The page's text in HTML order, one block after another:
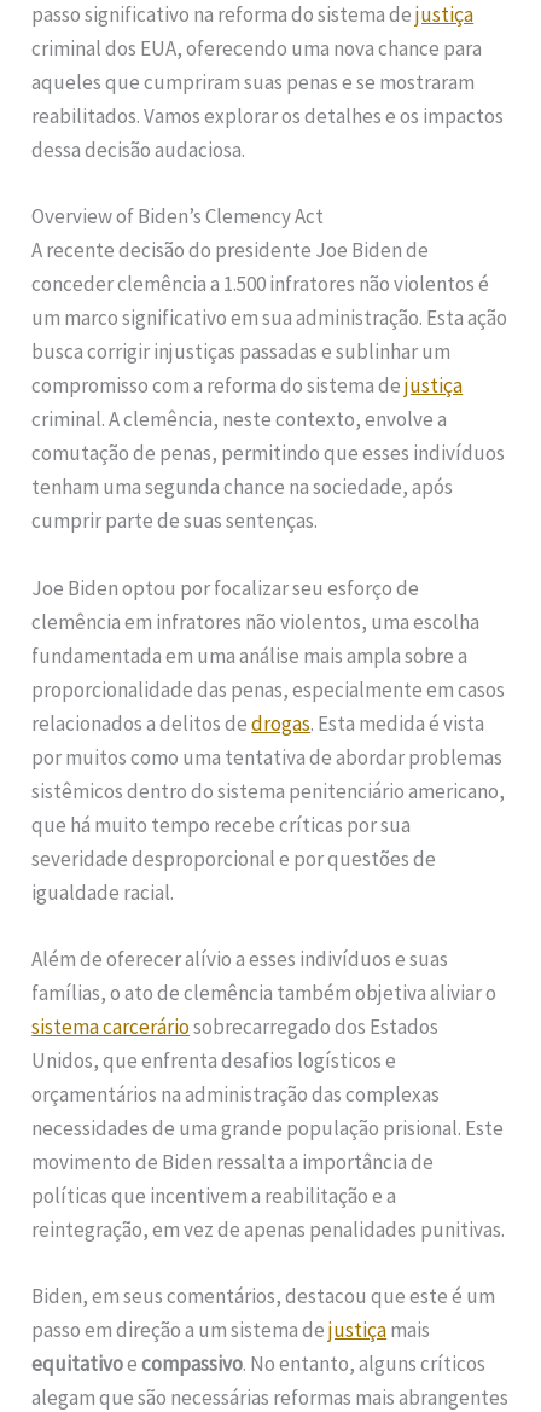
passo significativo na reforma do sistema dejustiça
criminal dos EUA, oferecendo uma nova chance para
aqueles que cumpriram suas penas e se mostraram
reabilitados. Vamos explorar os detalhes e os impactos
dessa decisão audaciosa.
Overview of Biden’s Clemency Act
A recente decisão do presidente Joe Biden de
conceder clemência a 1.500 infratores não violentos é
um marco significativo em sua administração. Esta ação
busca corrigir injustiças passadas e sublinhar um
compromisso com a reforma do sistema dejustiça
criminal. A clemência, neste contexto, envolve a
comutação de penas, permitindo que esses indivíduos
tenham uma segunda chance na sociedade, após
cumprir parte de suas sentenças.
Joe Biden optou por focalizar seu esforço de
clemência em infratores não violentos, uma escolha
fundamentada em uma análise mais ampla sobre a
proporcionalidade das penas, especialmente em casos
relacionados a delitos dedrogas. Esta medida é vista
por muitos como uma tentativa de abordar problemas
sistêmicos dentro do sistema penitenciário americano,
que há muito tempo recebe críticas por sua
severidade desproporcional e por questões de
igualdade racial.
Além de oferecer alívio a esses indivíduos e suas
famílias, o ato de clemência também objetiva aliviar o
sistema carceráriosobrecarregado dos Estados
Unidos, que enfrenta desafios logísticos e
orçamentários na administração das complexas
necessidades de uma grande população prisional. Este
movimento de Biden ressalta a importância de
políticas que incentivem a reabilitação e a
reintegração, em vez de apenas penalidades punitivas.
Biden, em seus comentários, destacou que este é um
passo em direção a um sistema dejustiçamais
equitativoecompassivo. No entanto, alguns críticos
alegam que são necessárias reformas mais abrangentes